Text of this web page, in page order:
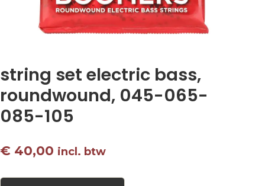
string set electric bass,
roundwound, 045-065-
085-105
€ 40,00 incl. btw